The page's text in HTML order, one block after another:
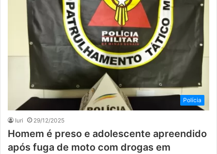
Polícia
Iuri 29/12/2025
Homem é preso e adolescente apreendido
após fuga de moto com drogas em